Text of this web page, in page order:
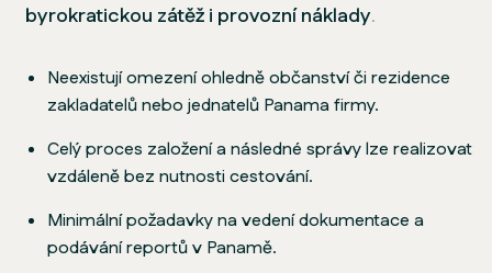
byrokratickou zátěž i provozní náklady.
Neexistují omezení ohledně občanství či rezidence
zakladatelů nebo jednatelů Panama firmy.
Celý proces založení a následné správy lze realizovat
vzdáleně bez nutnosti cestování.
Minimální požadavky na vedení dokumentace a
podávání reportů v Panamě.